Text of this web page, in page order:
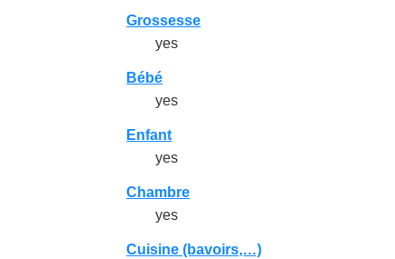
Grossesse
yes
Bébé
yes
Enfant
yes
Chambre
yes
Cuisine (bavoirs,…)